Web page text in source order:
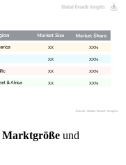
XX%
XX
XX%
XX
XX%
XX
XX%
XX
Marktgröße und